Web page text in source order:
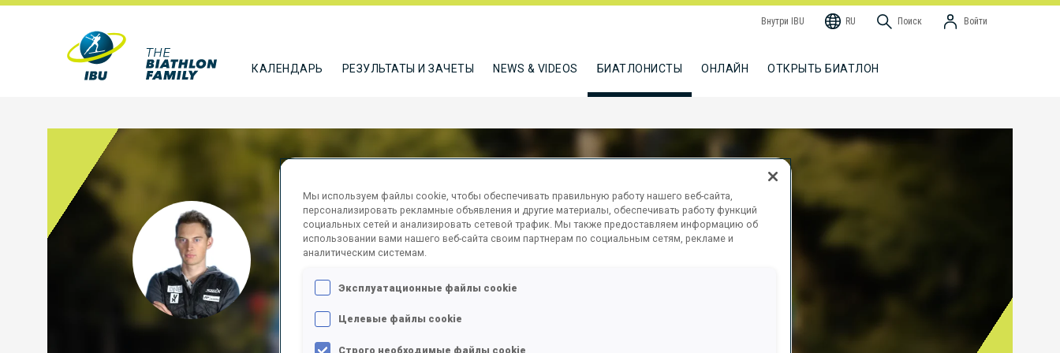
Внутри IBU RU Поиск Войти
КАЛЕНДАРЬ РЕЗУЛЬТАТЫ И ЗАЧЕТЫ NEWS & VIDEOS БИАТЛОНИСТЫ ОНЛАЙН ОТКРЫТЬ БИАТЛОН
L'ABEE-LUND HENRIK
ПОДПИСАТЬСЯ
Мы используем файлы cookie, чтобы обеспечивать правильную работу нашего веб-сайта,
персонализировать рекламные объявления и другие материалы, обеспечивать работу функций
социальных сетей и анализировать сетевой трафик. Мы также предоставляем информацию об
использовании вами нашего веб-сайта своим партнерам по социальным сетям, рекламе и
аналитическим системам.
Эксплуатационные файлы cookie
Целевые файлы cookie
Строго необходимые файлы cookie